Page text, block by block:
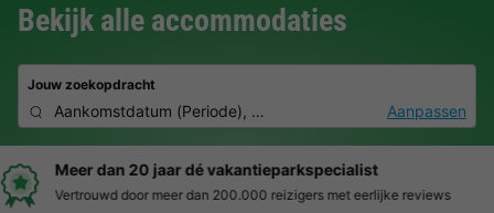
Bekijk alle accommodaties
Jouw zoekopdracht
Aankomstdatum (Periode), 2 personen, 0 huisdierAanpassen
Boek eenvoudig en zonder stress
Duidelijke prijzen, moeiteloos boeken en veilige betaalomgeving